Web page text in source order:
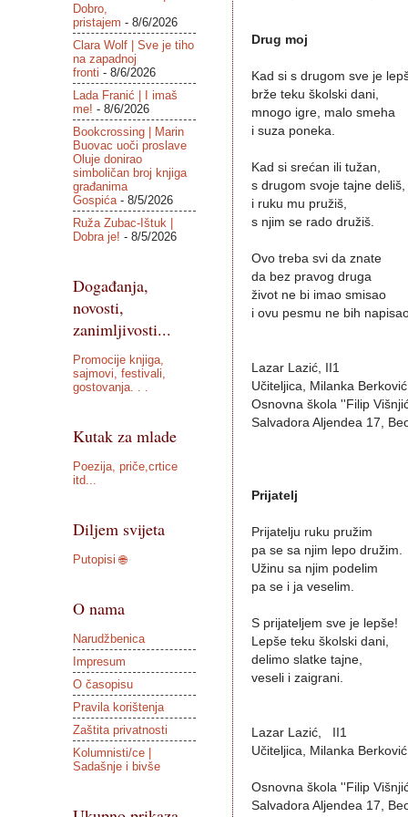
Drug moj
Kad si s drugom sve je
brže teku školski dani,
mnogo igre, malo smeha
i suza poneka.
Kad si srećan ili tužan,
s drugom svoje tajne deliš,
i ruku mu pružiš,
s njim se rado družiš.
Ovo treba svi da znate
da bez pravog druga
život ne bi imao smisao
i ovu pesmu ne bih
Lazar Lazić, II1
Učiteljica, Milanka Berković
Osnovna škola ''Filip
Salvadora Aljendea 17,
Prijatelj
Prijatelju ruku pružim
pa se sa njim lepo družim.
Užinu sa njim podelim
pa se i ja veselim.
S prijateljem sve je lepše!
Lepše teku školski dani,
delimo slatke tajne,
veseli i zaigrani.
Lazar Lazić, II1
Učiteljica, Milanka Berković
Osnovna škola ''Filip
Salvadora Aljendea 17,
Dobro,
pristajem - 8/6/2026
Clara Wolf | Sve je tiho
na zapadnoj
fronti - 8/6/2026
Lada Franić | I imaš
me! - 8/6/2026
Bookcrossing | Marin
Buovac uoči proslave
Oluje donirao
simboličan broj knjiga
građanima
Gospića- 8/5/2026
Ruža Zubac-Ištuk |
Dobra je! - 8/5/2026
Događanja,
novosti,
zanimljivosti...
Promocije knjiga,
sajmovi, festivali,
gostovanja. . .
Kutak za mlade
Poezija, priče,crtice
itd...
Diljem svijeta
Putopisi 🌐
O nama
Narudžbenica
Impresum
O časopisu
Pravila korištenja
Zaštita privatnosti
Kolumnisti/ce |
Sadašnje i bivše